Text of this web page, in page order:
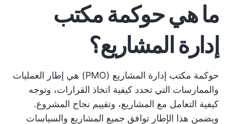
ما هيحوكمة مكتب
إدارة المشاريع؟
حوكمة مكتب إدارة المشاريع (PMO) هي إطار العمليات
والممارسات التي تحدد كيفية اتخاذ القرارات، وتوجه
كيفية التعامل مع المشاريع، وتقييم نجاح المشروع.
ويضمن هذا الإطار توافق جميع المشاريع والسياسات